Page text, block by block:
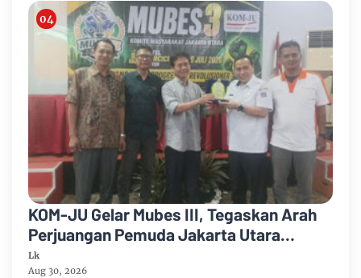
KOM-JU Gelar Mubes III, Tegaskan Arah
Perjuangan Pemuda Jakarta Utara
Berbasis Pancasila
Lk
Aug 30, 2026